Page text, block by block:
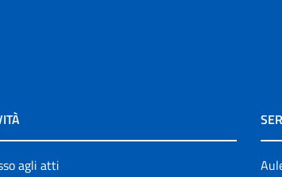
agli atti